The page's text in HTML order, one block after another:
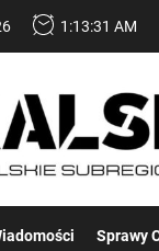
1:13:32 AM
Sprawy
Dość